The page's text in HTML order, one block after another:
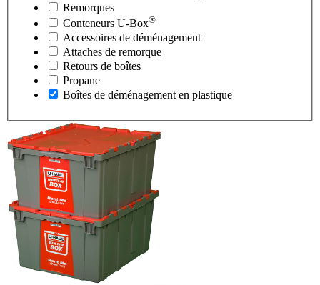
Remorques
Conteneurs U-Box®
Accessoires de déménagement
Attaches de remorque
Retours de boîtes
Propane
Boîtes de déménagement en plastique